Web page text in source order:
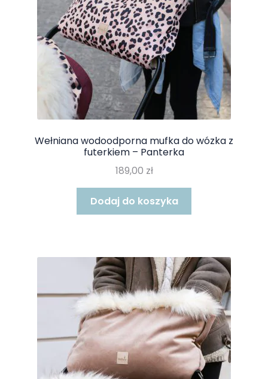
Wełniana wodoodporna mufka do wózka z
futerkiem – Panterka
189,00 zł
Dodaj do koszyka